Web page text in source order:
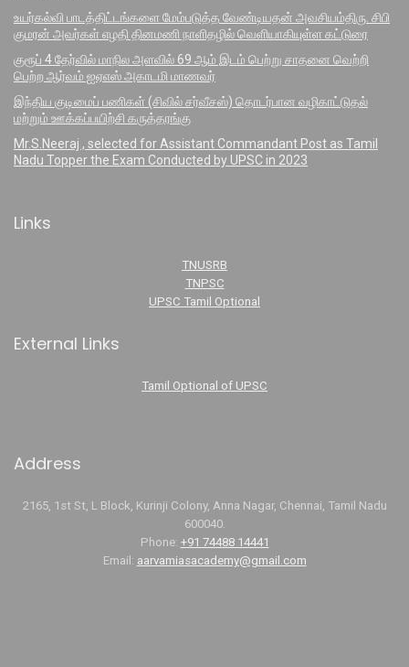
உயர்கல்வி பாடத்திட்டங்களை மேம்படுத்த வேண்டியதன் அவசியம்திரு. சிபி
குமரன் அவர்கள் எழதி தினமணி நாளிதழில் வெளியாகியுள்ள கட்டுரை
குரூப் 4 தேர்வில் மாநில அளவில் 69 ஆம் இடம் பெற்று சாதனை வெற்றி
பெற்ற ஆர்வம் ஐஏஎஸ் அகாடமி மாணவர்
இந்திய குடிமைப் பணிகள் (சிவில் சர்வீசஸ்) தொடர்பான வழிகாட்டுதல்
மற்றும் ஊக்கப்பயிற்சி கருத்தரங்கு
Mr.S.Neeraj , selected for Assistant Commandant Post as Tamil
Nadu Topper the Exam Conducted by UPSC in 2023
Links
TNUSRB
TNPSC
UPSC Tamil Optional
External Links
Tamil Optional of UPSC
Address
2165, 1st St, L Block, Kurinji Colony, Anna Nagar, Chennai, Tamil Nadu
600040.
Phone: +91 74488 14441
Email: aarvamiasacademy@gmail.com